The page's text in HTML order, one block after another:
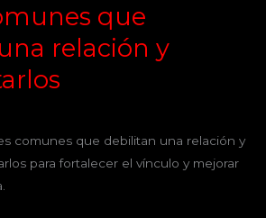
que
relación y
comunes que debilitan una relación y
para fortalecer el vínculo y mejorar